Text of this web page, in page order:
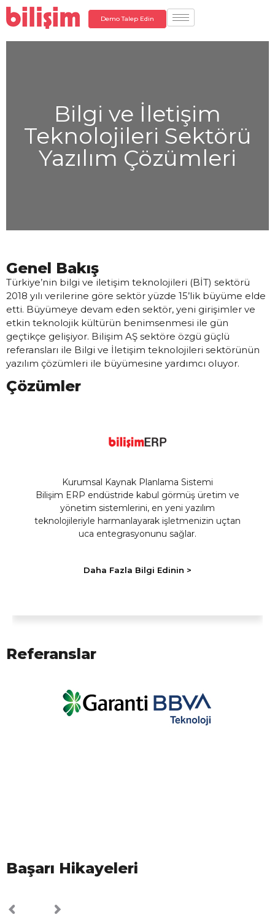
Demo Talep Edin
Bilgi ve İletişim
Teknolojileri Sektörü
Yazılım Çözümleri
Genel Bakış
Türkiye’nin bilgi ve iletişim teknolojileri (BİT) sektörü
2018 yılı verilerine göre sektör yüzde 15’lik büyüme elde
etti. Büyümeye devam eden sektör, yeni girişimler ve
etkin teknolojik kültürün benimsenmesi ile gün
geçtikçe gelişiyor. Bilişim AŞ sektöre özgü güçlü
referansları ile Bilgi ve İletişim teknolojileri sektörünün
yazılım çözümleri ile büyümesine yardımcı oluyor.
Çözümler
Kurumsal Kaynak Planlama Sistemi
Bilişim ERP endüstride kabul görmüş üretim ve
yönetim sistemlerini, en yeni yazılım
teknolojileriyle harmanlayarak işletmenizin uçtan
uca entegrasyonunu sağlar.
Daha Fazla Bilgi Edinin >
Referanslar
Başarı Hikayeleri